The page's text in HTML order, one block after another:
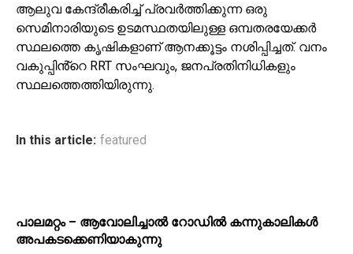
ആലുവ കേന്ദ്രീകരിച്ച് പ്രവർത്തിക്കുന്ന ഒരു
സെമിനാരിയുടെ ഉടമസ്ഥതയിലുള്ള ഒമ്പതരയേക്കർ
സ്ഥലത്തെ കൃഷികളാണ് ആനക്കൂട്ടം നശിപ്പിച്ചത്. വനം
വകുപ്പിൻ്റെ RRT സംഘവും, ജനപ്രതിനിധികളും
സ്ഥലത്തെത്തിയിരുന്നു.
In this article: featured
പാലമറ്റം – ആവോലിച്ചാൽ റോഡിൽ കന്നുകാലികൾ
അപകടക്കെണിയാകുന്നു